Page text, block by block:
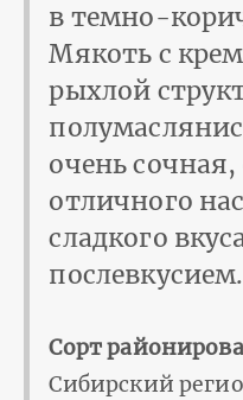
в темно-
Мякоть с
рыхлой
очень
отличного
сладкого
послевкусием.
Сорт
Сибирский